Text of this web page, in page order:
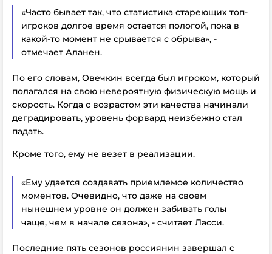
«Часто бывает так, что статистика стареющих топ-
игроков долгое время остается пологой, пока в
какой-то момент не срывается с обрыва», -
отмечает Аланен.
По его словам, Овечкин всегда был игроком, который
полагался на свою невероятную физическую мощь и
скорость. Когда с возрастом эти качества начинали
деградировать, уровень форвард неизбежно стал
падать.
Кроме того, ему не везет в реализации.
«Ему удается создавать приемлемое количество
моментов. Очевидно, что даже на своем
нынешнем уровне он должен забивать голы
чаще, чем в начале сезона», - считает Ласси.
Последние пять сезонов россиянин завершал с